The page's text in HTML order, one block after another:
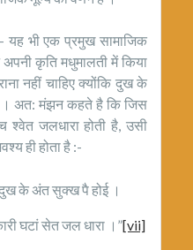
यह भी एक प्रमुख सामाजिक
कृति मधुमालती में किया
नहीं चाहिए क्योंकि दुख के
। अत: मंझन कहते है कि जिस
श्वेत जलधारा होती है, उसी
ही होता है :-
के अंत सुक्ख पै होई ।
घटां सेत जल धारा ।”[vii]